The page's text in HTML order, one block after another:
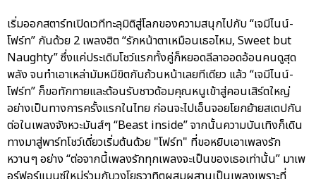
เริ่มออกสตาร์ทเปิดเวทีทะลุมิติสู่โลกของความสนุกไปกับ “เจมีไนน์-
โฟร์ท” กันด้วย 2 เพลงฮิต “รักหน้าตาเหมือนเธอไหม, Sweet but
Naughty” ซึ่งแค่ประเดิมโชว์แรกทั้งคู่ก็หยอดลีลาออดอ้อนคนดูสุด
พลัง จนทำเอาเหล่ามัมหมีขิตกันถ้วนหน้าเลยทีเดียว แล้ว “เจมีไนน์-
โฟร์ท” ก็ขอทักทายและต้อนรับชาวด้อมคุณหนูเข้าสู่คอนเสิร์ตใหญ่
อย่างเป็นทางการครั้งแรกในไทย ก่อนจะไปเอ็นจอยโยกย้ายสเตปกัน
ต่อในเพลงจังหวะมันส์ๆ “Beast inside” จากนั้นความบันเทิงก็เดิน
ทางมาสู่พาร์ทโชว์เดี่ยวเริ่มต้นด้วย "โฟร์ท" ที่ขอหยิบเอาเพลงรัก
หวานๆ อย่าง “ต่อจากนี้เพลงรักทุกเพลงจะเป็นของเธอเท่านั้น” มาเพ